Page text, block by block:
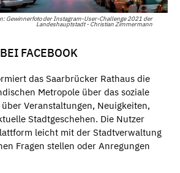
Gewinnerfoto der Instagram-User-Challenge 2021 der
Landeshauptstadt - Christian Zimmermann
FACEBOOK
das Saarbrücker Rathaus die
Metropole über das soziale
Veranstaltungen, Neuigkeiten,
Stadtgeschehen. Die Nutzer
leicht mit der Stadtverwaltung
Fragen stellen oder Anregungen